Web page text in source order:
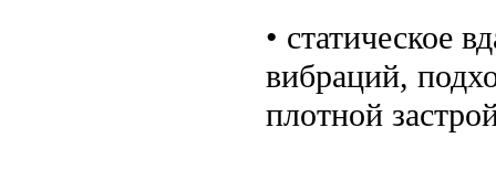
• статическое
вибраций,
плотной